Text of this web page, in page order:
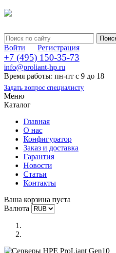
Войти Регистрация
+7 (495) 150-35-73
info@proliant-hp.ru
Время работы: пн-пт с 9 до 18
Задать вопрос специалисту
Меню
Каталог
Главная
О нас
Конфигуратор
Заказ и доставка
Гарантия
Новости
Статьи
Контакты
Ваша корзина пуста
Валюта